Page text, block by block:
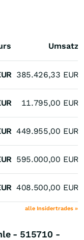
Umsatz
385.426,33 EUR
11.795,00 EUR
449.955,00 EUR
595.000,00 EUR
408.500,00 EUR
alle Insidertrades »
- 515710 -